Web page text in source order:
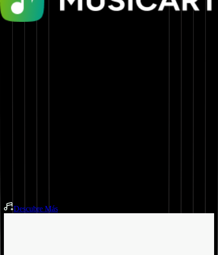
Own every stage, like a moshpit in the throat
Descubre Más